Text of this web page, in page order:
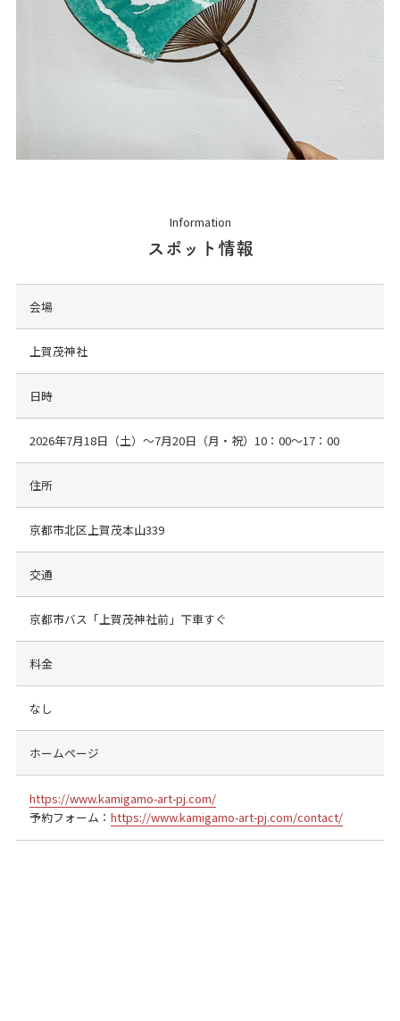
Information
スポット情報
会場
上賀茂神社
日時
2026年7月18日（土）～7月20日（月・祝）10：00～17：00
住所
京都市北区上賀茂本山339
交通
京都市バス「上賀茂神社前」下車すぐ
料金
なし
ホームページ
https://www.kamigamo-art-pj.com/
予約フォーム： https://www.kamigamo-art-pj.com/contact/